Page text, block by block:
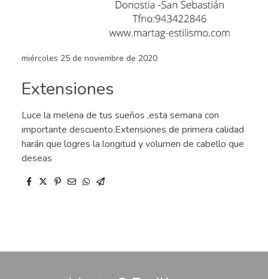
miércoles 25 de noviembre de 2020
Extensiones
Luce la melena de tus sueños ,esta semana con
importante descuento.Extensiones de primera calidad
harán que logres la longitud y volumen de cabello que
deseas